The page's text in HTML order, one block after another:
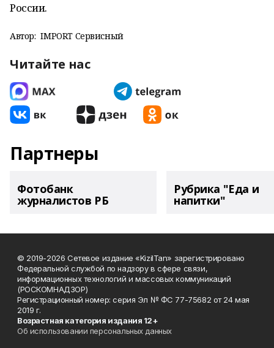
России.
Автор: IMPORT Сервисный
Читайте нас
Партнеры
Фотобанк
журналистов РБ
Рубрика "Еда и
напитки"
© 2019-2026 Сетевое издание «KizilTan» зарегистрировано
Федеральной службой по надзору в сфере связи,
информационных технологий и массовых коммуникаций
(РОСКОМНАДЗОР)
Регистрационный номер: серия Эл № ФС 77-75682 от 24 мая
2019 г.
Возрастная категория издания 12+
Об использовании персональных данных